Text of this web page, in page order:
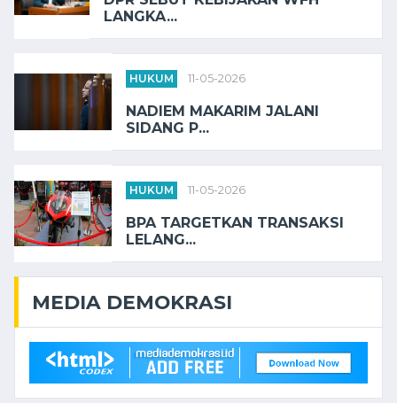
LANGKA...
HUKUM 11-05-2026
NADIEM MAKARIM JALANI
SIDANG P...
HUKUM 11-05-2026
BPA TARGETKAN TRANSAKSI
LELANG...
MEDIA DEMOKRASI